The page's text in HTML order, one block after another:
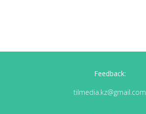
Feedback:
tilmedia.kz@gmail.com